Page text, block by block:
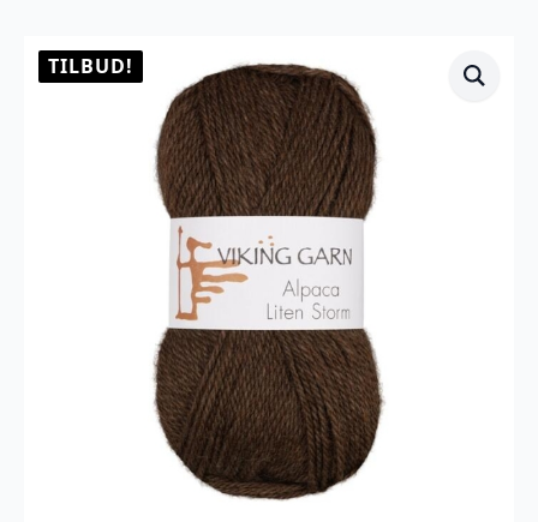
TILBUD!